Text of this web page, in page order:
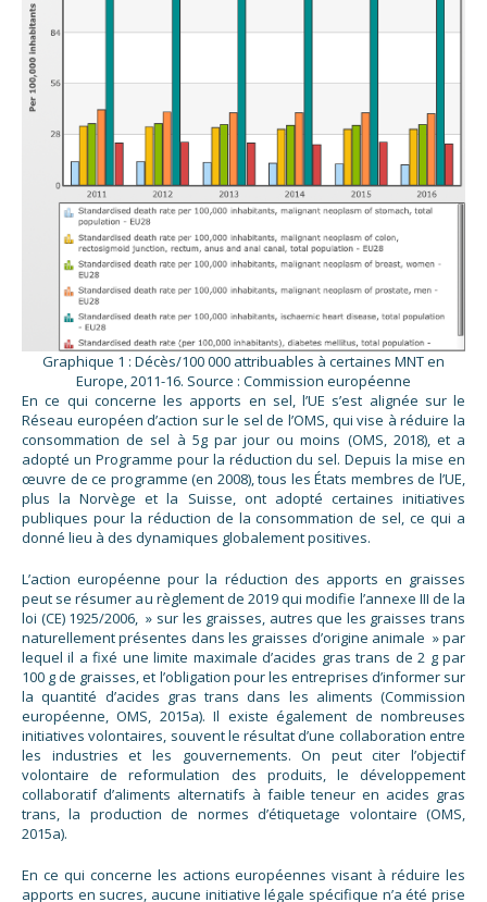
Graphique 1 : Décès/100 000 attribuables à certaines MNT en
Europe, 2011-16. Source : Commission européenne
En ce qui concerne les apports en sel, l’UE s’est alignée sur le
Réseau européen d’action sur le sel de l’OMS, qui vise à réduire la
consommation de sel à 5g par jour ou moins (OMS, 2018), et a
adopté un Programme pour la réduction du sel. Depuis la mise en
œuvre de ce programme (en 2008), tous les États membres de l’UE,
plus la Norvège et la Suisse, ont adopté certaines initiatives
publiques pour la réduction de la consommation de sel, ce qui a
donné lieu à des dynamiques globalement positives.
L’action européenne pour la réduction des apports en graisses
peut se résumer au règlement de 2019 qui modifie l’annexe III de la
loi (CE) 1925/2006, » sur les graisses, autres que les graisses trans
naturellement présentes dans les graisses d’origine animale » par
lequel il a fixé une limite maximale d’acides gras trans de 2 g par
100 g de graisses, et l’obligation pour les entreprises d’informer sur
la quantité d’acides gras trans dans les aliments (Commission
européenne, OMS, 2015a). Il existe également de nombreuses
initiatives volontaires, souvent le résultat d’une collaboration entre
les industries et les gouvernements. On peut citer l’objectif
volontaire de reformulation des produits, le développement
collaboratif d’aliments alternatifs à faible teneur en acides gras
trans, la production de normes d’étiquetage volontaire (OMS,
2015a).
En ce qui concerne les actions européennes visant à réduire les
apports en sucres, aucune initiative légale spécifique n’a été prise